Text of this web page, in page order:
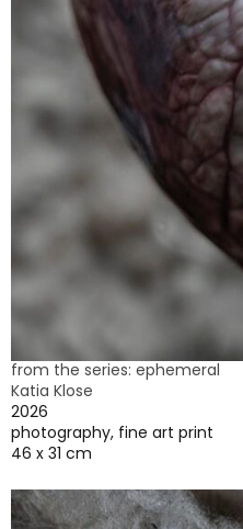
from the series: ephemeral
Katia Klose
2026
photography, fine art print
46 x 31 cm